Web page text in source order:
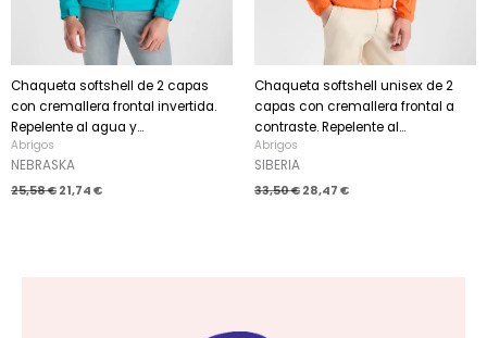
Chaqueta softshell de 2 capas
con cremallera frontal invertida.
Repelente al agua y...
Abrigos
NEBRASKA
25,58€ 21,74 €
Chaqueta softshell unisex de 2
capas con cremallera frontal a
contraste. Repelente al...
Abrigos
SIBERIA
33,50€ 28,47 €